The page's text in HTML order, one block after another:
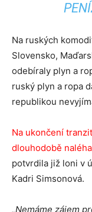
Na ruských
Slovensko,
odebíraly plyn a
ruský plyn a ropa
republikou
Na ukončení
dlouhodobě
potvrdila již loni v
Kadri Simsonová.
„Nemáme zájem